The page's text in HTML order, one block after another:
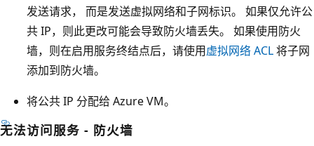
发送请求， 而是发送虚拟网络和子网标识。 如果仅允许公
共 IP，则此更改可能会导致防火墙丢失。 如果使用防火
墙，则在启用服务终结点后，请使用虚拟网络 ACL将子网
添加到防火墙。
将公共 IP 分配给 Azure VM。
无法访问服务 - 防火墙